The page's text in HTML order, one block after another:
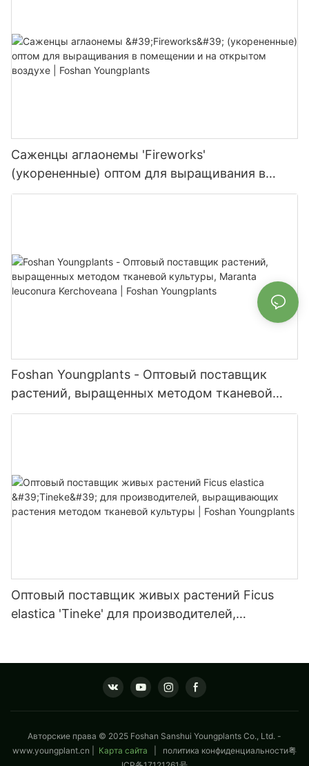
Саженцы аглаонемы 'Fireworks'
(укорененные) оптом для выращивания в
помещении и на открытом воздухе | Foshan
Foshan Youngplants - Оптовый поставщик
растений, выращенных методом тканевой
культуры, Maranta leuconura Kerchoveana |
Оптовый поставщик живых растений Ficus
elastica 'Tineke' для производителей,
Авторские права © 2025 Foshan Sanshui Youngplants Co., Ltd. -
www.youngplant.cn
Карта сайта политика конфиденциальности粤